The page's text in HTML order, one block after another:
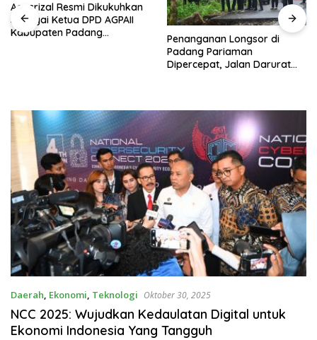
Agusrizal Resmi Dikukuhkan
sebagai Ketua DPD AGPAII
Kabupaten Padang
Penanganan Longsor di
Padang Pariaman
Dipercepat, Jalan Darurat
Daerah, Ekonomi, Teknologi Oktober 30, 2025
NCC 2025: Wujudkan Kedaulatan Digital untuk
Ekonomi Indonesia Yang Tangguh